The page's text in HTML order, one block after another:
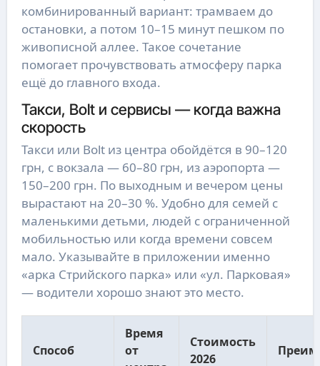
комбинированный вариант: трамваем до
остановки, а потом 10–15 минут пешком по
живописной аллее. Такое сочетание
помогает прочувствовать атмосферу парка
ещё до главного входа.
Такси, Bolt и сервисы — когда важна
скорость
Такси или Bolt из центра обойдётся в 90–120
грн, с вокзала — 60–80 грн, из аэропорта —
150–200 грн. По выходным и вечером цены
вырастают на 20–30 %. Удобно для семей с
маленькими детьми, людей с ограниченной
мобильностью или когда времени совсем
мало. Указывайте в приложении именно
«арка Стрийского парка» или «ул. Парковая»
— водители хорошо знают это место.
Способ
Время
от
Стоимость
2026